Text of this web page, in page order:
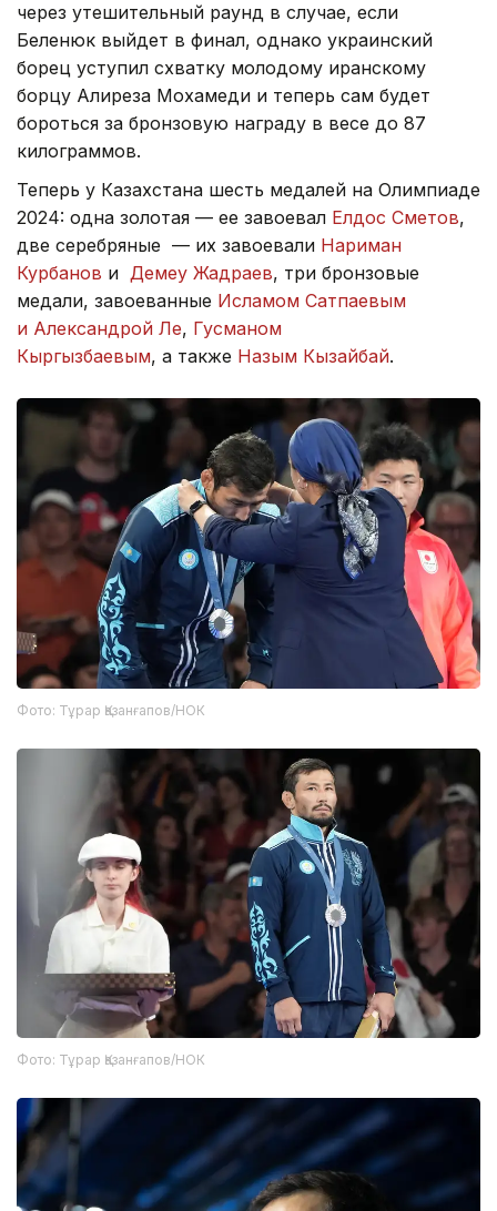
через утешительный раунд в случае, если
Беленюк выйдет в финал, однако украинский
борец уступил схватку молодому иранскому
борцу Алиреза Мохамеди и теперь сам будет
бороться за бронзовую награду в весе до 87
килограммов.
Теперь у Казахстана шесть медалей на Олимпиаде
2024: одна золотая — ее завоевал Елдос Сметов,
две серебряные — их завоевали Нариман
Курбанов и Демеу Жадраев, три бронзовые
медали, завоеванные Исламом Сатпаевым
и Александрой Ле, Гусманом
Кыргызбаевым, а также Назым Кызайбай.
Фото: Тұрар Қазанғапов/НОК
Фото: Тұрар Қазанғапов/НОК